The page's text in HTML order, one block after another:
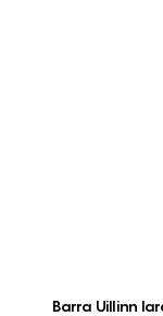
Barra Uillinn